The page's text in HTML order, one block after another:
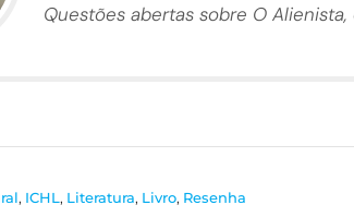
Questões abertas sobre O
, ICHL, Literatura, Livro, Resenha